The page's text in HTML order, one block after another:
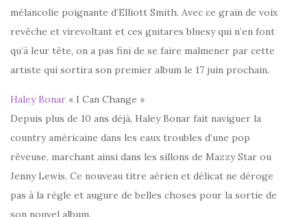
mélancolie poignante d’Elliott Smith. Avec ce grain de voix
revêche et virevoltant et ces guitares bluesy qui n’en font
qu’à leur tête, on a pas fini de se faire malmener par cette
artiste qui sortira son premier album le 17 juin prochain.
Haley Bonar « I Can Change »
Depuis plus de 10 ans déjà, Haley Bonar fait naviguer la
country américaine dans les eaux troubles d’une pop
rêveuse, marchant ainsi dans les sillons de Mazzy Star ou
Jenny Lewis. Ce nouveau titre aérien et délicat ne déroge
pas à la règle et augure de belles choses pour la sortie de
son nouvel album.